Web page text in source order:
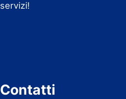
servizi!
Contatti